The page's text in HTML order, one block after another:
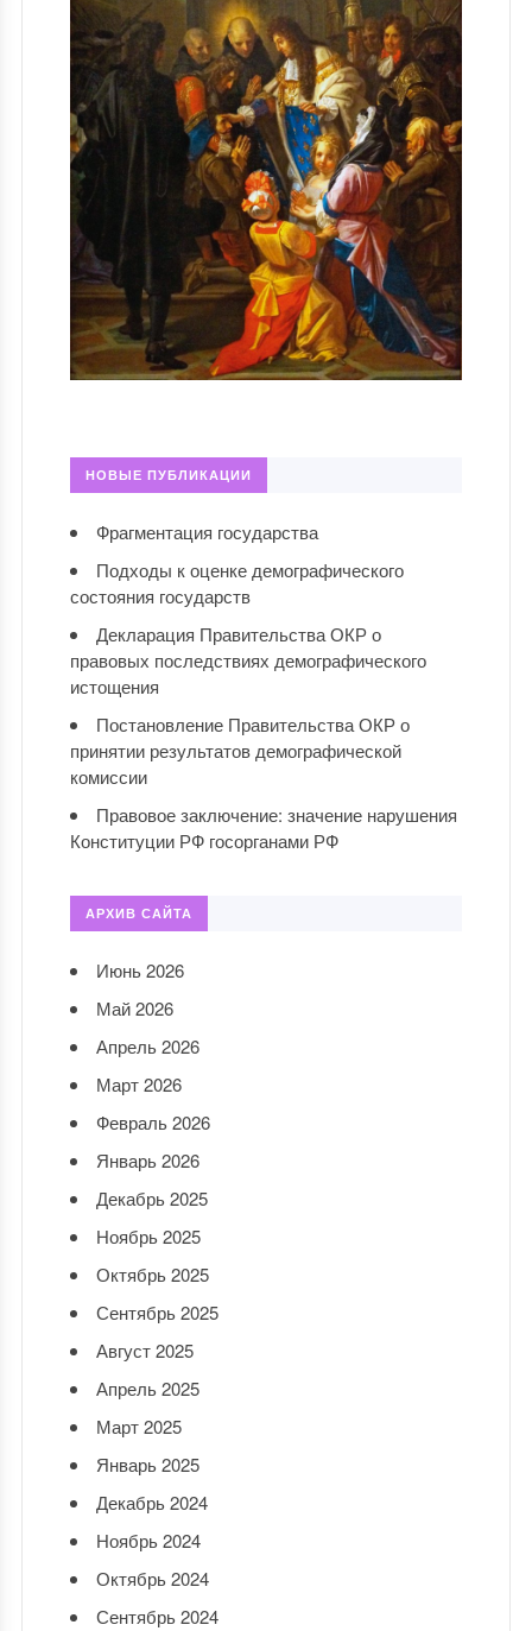
НОВЫЕ ПУБЛИКАЦИИ
Фрагментация государства
Подходы к оценке демографического
состояния государств
Декларация Правительства ОКР о
правовых последствиях демографического
истощения
Постановление Правительства ОКР о
принятии результатов демографической
комиссии
Правовое заключение: значение нарушения
Конституции РФ госорганами РФ
АРХИВ САЙТА
Июнь 2026
Май 2026
Апрель 2026
Март 2026
Февраль 2026
Январь 2026
Декабрь 2025
Ноябрь 2025
Октябрь 2025
Сентябрь 2025
Август 2025
Апрель 2025
Март 2025
Январь 2025
Декабрь 2024
Ноябрь 2024
Октябрь 2024
Сентябрь 2024